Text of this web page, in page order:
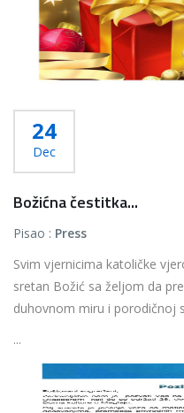
24
Dec
Božićna čestitka...
Pisao : Press
Svim vjernicima katoličke
sretan Božić sa željom da
duhovnom miru i porodičnoj
...